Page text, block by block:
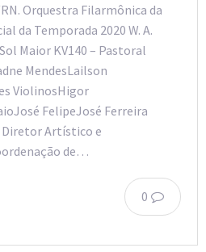
Orquestra Filarmônica da
da Temporada 2020 W. A.
Maior KV140 – Pastoral
MendesLailson
ViolinosHigor
FelipeJosé Ferreira
Diretor Artístico e
de…
0